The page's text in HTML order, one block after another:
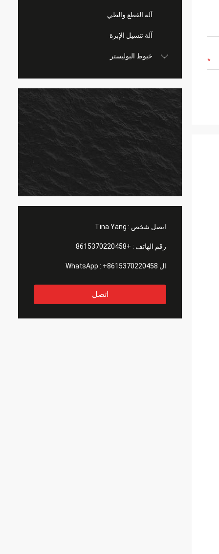
آلة القطع والطي
آلة تنسيل الإبرة
خيوط البوليستر
اتصل شخص : Tina Yang
رقم الهاتف : +8615370220458
ال WhatsApp : +8615370220458
اتصل